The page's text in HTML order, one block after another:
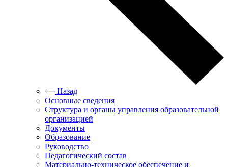
Назад
Основные сведения
Структура и органы управления образовательной
организацией
Документы
Образование
Руководство
Педагогический состав
Материально-техническое обеспечение и